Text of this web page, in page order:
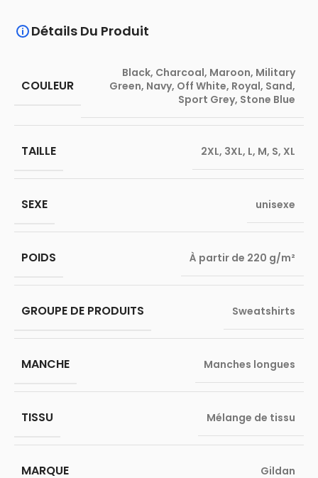
Détails Du Produit
COULEUR
Black, Charcoal, Maroon, Military
Green, Navy, Off White, Royal, Sand,
Sport Grey, Stone Blue
TAILLE 2XL, 3XL, L, M, S, XL
SEXE unisexe
POIDS À partir de 220 g/m²
GROUPE DE PRODUITS Sweatshirts
MANCHE Manches longues
TISSU Mélange de tissu
MARQUE Gildan